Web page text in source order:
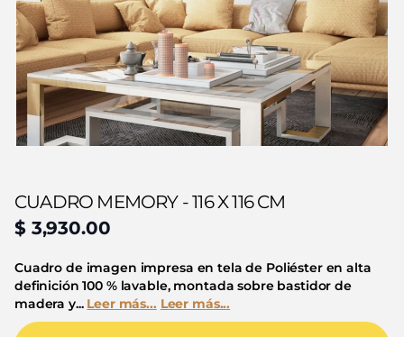
CUADRO MEMORY - 116 X 116 CM
$ 3,930.00
Cuadro de imagen impresa en tela de Poliéster en alta
definición 100 % lavable, montada sobre bastidor de
madera y... Leer más... Leer más...